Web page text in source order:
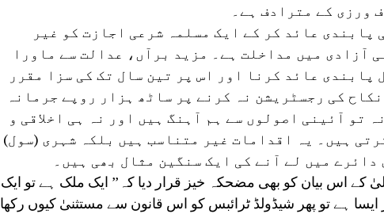
ورزی کے مترادف ہے۔
پابندی عائد کر کے ایک مسلمہ شرعی اجازت کو غیر
آزادی میں مداخلت ہے۔ مزید برآں، عدالت سے ماورا
پابندی عائد کرنا اور اس پر تین سال تک کی سزا مقرر
کی رجسٹریشن نہ کرنے پر ساٹھ ہزار روپے جرمانہ
تو آئینی اصولوں سے ہم آہنگ ہیں اور نہ ہی اخلاقی و
ہیں۔ یہ اقدامات غیر متناسب ہیں بلکہ شہری (سول)
دائرے میں لے آنے کی ایک سنگین مثال بھی ہیں۔
کے اس بیان کو بھی مضحکہ خیز قرار دیا کہ’’ ایک ملک ہے تو ایک
ایسا ہے تو پھر شیڈولڈ ٹرائبس کو اس قانون سے مستثنیٰ کیوں رکھا